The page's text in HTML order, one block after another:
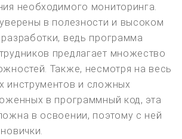
необходимого мониторинга.
в полезности и высоком
ведь программа
предлагает множество
Также, несмотря на весь
инструментов и сложных
в программный код, эта
в освоении, поэтому с ней